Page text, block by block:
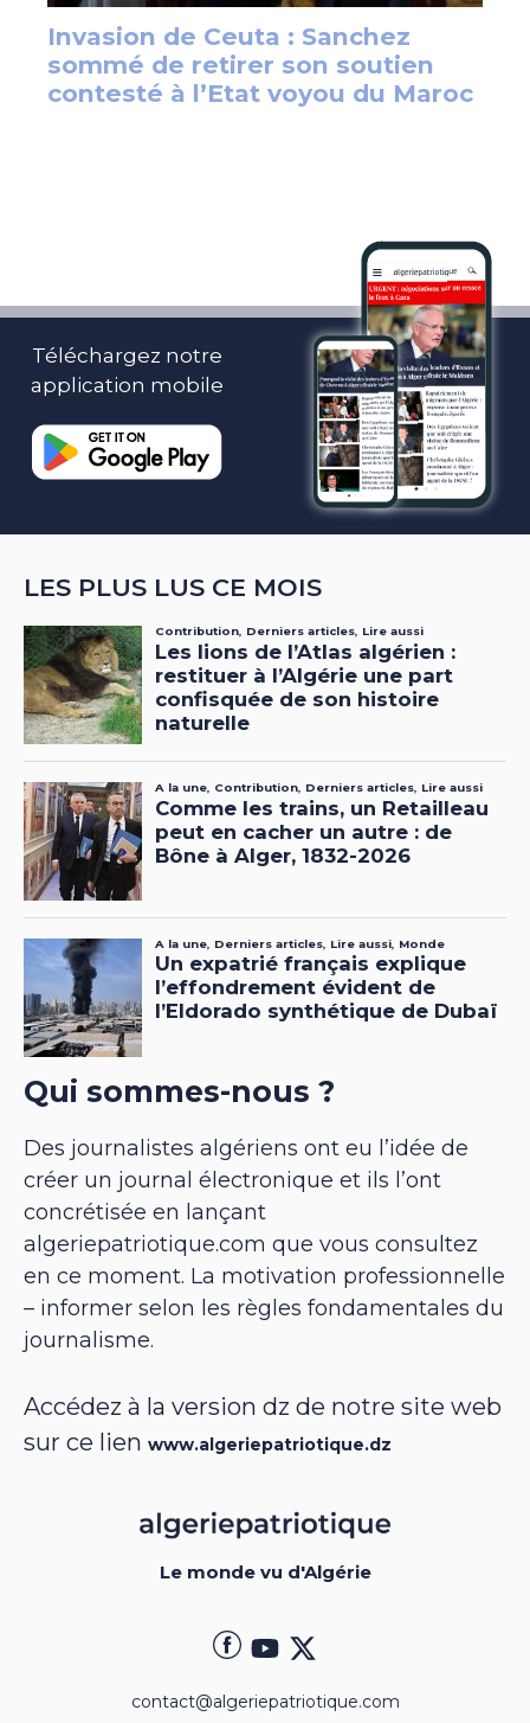
Téléchargez notre
application mobile
LES PLUS LUS CE MOIS
Qui sommes-nous ?
Des journalistes algériens ont eu l’idée de
créer un journal électronique et ils l’ont
concrétisée en lançant
algeriepatriotique.com que vous consultez
en ce moment. La motivation professionnelle
– informer selon les règles fondamentales du
journalisme.
Accédez à la version dz de notre site web
sur ce lien www.algeriepatriotique.dz
Le monde vu d'Algérie
contact@algeriepatriotique.com